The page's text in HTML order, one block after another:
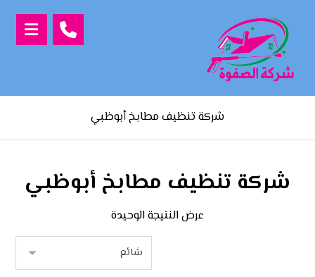
شركة تنظيف مطابخ أبوظبي
شركة تنظيف مطابخ أبوظبي
عرض النتيجة الوحيدة